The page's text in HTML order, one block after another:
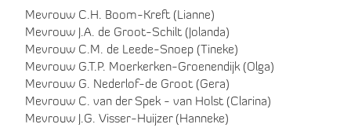
Mevrouw C.H. Boom-Kreft (Lianne)
Mevrouw J.A. de Groot-Schilt (Jolanda)
Mevrouw C.M. de Leede-Snoep (Tineke)
Mevrouw G.T.P. Moerkerken-Groenendijk (Olga)
Mevrouw G. Nederlof-de Groot (Gera)
Mevrouw C. van der Spek - van Holst (Clarina)
Mevrouw J.G. Visser-Huijzer (Hanneke)